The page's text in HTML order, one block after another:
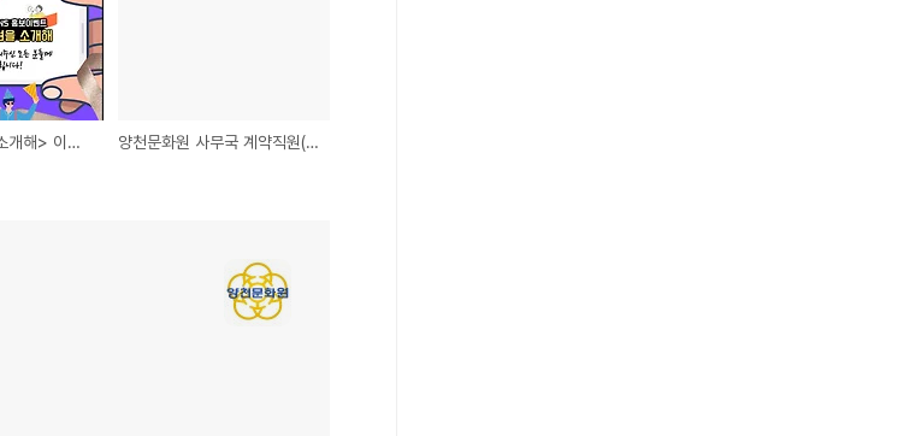
<양천문화원을 소개해> 이벤트 결과 발표 양천문화원 사무국 계약직원(사무국장) 공개채용 접수기간 연장 안내